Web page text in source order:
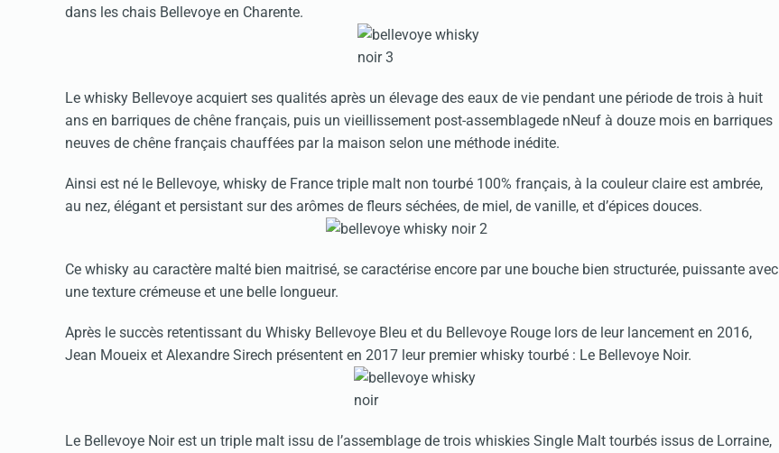
dans les chais Bellevoye en Charente.
Le whisky Bellevoye acquiert ses qualités après un élevage des eaux de vie pendant une période de trois à huit
ans en barriques de chêne français, puis un vieillissement post-assemblagede nNeuf à douze mois en barriques
neuves de chêne français chauffées par la maison selon une méthode inédite.
Ainsi est né le Bellevoye, whisky de France triple malt non tourbé 100% français, à la couleur claire est ambrée,
au nez, élégant et persistant sur des arômes de fleurs séchées, de miel, de vanille, et d’épices douces.
Ce whisky au caractère malté bien maitrisé, se caractérise encore par une bouche bien structurée, puissante avec
une texture crémeuse et une belle longueur.
Après le succès retentissant du Whisky Bellevoye Bleu et du Bellevoye Rouge lors de leur lancement en 2016,
Jean Moueix et Alexandre Sirech présentent en 2017 leur premier whisky tourbé : Le Bellevoye Noir.
Le Bellevoye Noir est un triple malt issu de l’assemblage de trois whiskies Single Malt tourbés issus de Lorraine,